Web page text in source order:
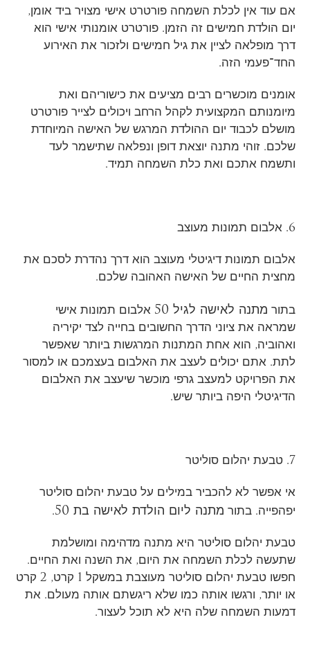
אם עוד אין לכלת השמחה פורטרט אישי מצויר ביד אומן,
יום הולדת חמישים זה הזמן. פורטרט אומנותי אישי הוא
דרך מופלאה לציין את גיל חמישים ולזכור את האירוע
החד־פעמי הזה.
אומנים מוכשרים רבים מציעים את כישוריהם ואת
מיומנותם המקצועית לקהל הרחב ויכולים לצייר פורטרט
מושלם לכבוד יום ההולדת המרגש של האישה המיוחדת
שלכם. זוהי מתנה יוצאת דופן ונפלאה שתישמר לעד
ותשמח אתכם ואת כלת השמחה תמיד.
6. אלבום תמונות מעוצב
אלבום תמונות דיגיטלי מעוצב הוא דרך נהדרת לסכם את
מחצית החיים של האישה האהובה שלכם.
בתור מתנה לאישה לגיל 50
אלבום תמונות אישי
שמראה את ציוני הדרך החשובים בחייה לצד יקיריה
ואהוביה, הוא אחת המתנות המרגשות ביותר שאפשר
לתת. אתם יכולים לעצב את האלבום בעצמכם או למסור
את הפרויקט למעצב גרפי מוכשר שיעצב את האלבום
הדיגיטלי היפה ביותר שיש.
7. טבעת יהלום סוליטר
אי אפשר לא להכביר במילים על טבעת יהלום סוליטר
יפהפייה. בתור מתנה ליום הולדת לאישה בת 50
.
טבעת יהלום סוליטר היא מתנה מדהימה ומושלמת
שתעשה לכלת השמחה את היום, את השנה ואת החיים.
חפשו טבעת יהלום סוליטר מעוצבת במשקל 1 קרט, 2 קרט
או יותר, ורגשו אותה כמו שלא ריגשתם אותה מעולם. את
דמעות השמחה שלה היא לא תוכל לעצור.